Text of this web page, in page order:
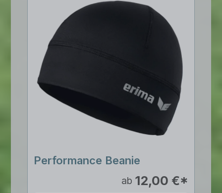
Performance Beanie
ab 12,00 €*